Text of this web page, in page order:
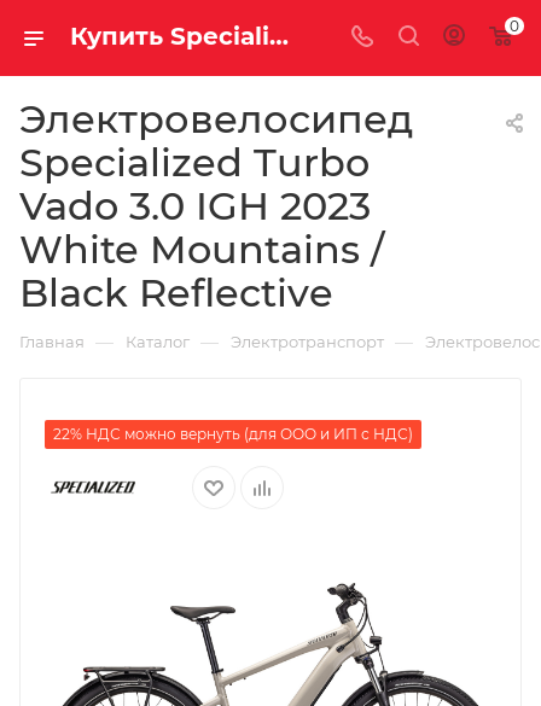
Купить Specialized Turbo Vado 3.0 IGH 2023 White Mountains / Black Reflective за рублей, а со скидкой 484 100 руб. 0
Электровелосипед
Specialized Turbo
Vado 3.0 IGH 2023
White Mountains /
Black Reflective
Главная — Каталог — Электротранспорт —
22% НДС можно вернуть (для ООО и ИП с НДС)